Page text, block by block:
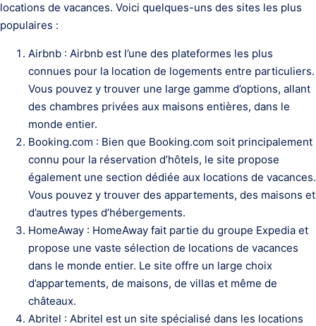
locations de vacances. Voici quelques-uns des sites les plus
populaires :
Airbnb : Airbnb est l’une des plateformes les plus
connues pour la location de logements entre particuliers.
Vous pouvez y trouver une large gamme d’options, allant
des chambres privées aux maisons entières, dans le
monde entier.
Booking.com : Bien que Booking.com soit principalement
connu pour la réservation d’hôtels, le site propose
également une section dédiée aux locations de vacances.
Vous pouvez y trouver des appartements, des maisons et
d’autres types d’hébergements.
HomeAway : HomeAway fait partie du groupe Expedia et
propose une vaste sélection de locations de vacances
dans le monde entier. Le site offre un large choix
d’appartements, de maisons, de villas et même de
châteaux.
Abritel : Abritel est un site spécialisé dans les locations